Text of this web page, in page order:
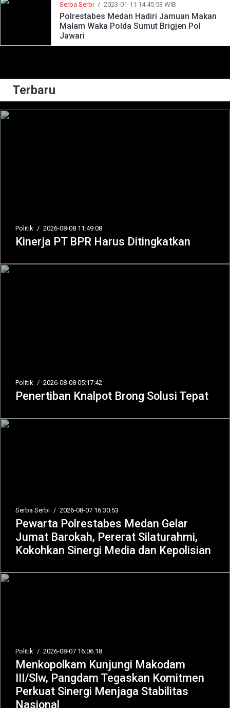
Serba Serbi / 2023-01-11 14:45:53 WIB
Polrestabes Medan Hadiri Jamuan Makan
Malam Waka Polda Sumut Brigjen Pol
Jawari
Terbaru
Politik / 2026-08-08 11:49:08
Kinerja PT BPR Harus Ditingkatkan
Politik / 2026-08-08 05:17:42
Penertiban Knalpot Brong Solusi Tepat
Serba Serbi / 2026-08-07 16:30:53
Pewarta Polrestabes Medan Gelar
Jumat Barokah, Pererat Silaturahmi,
Kokohkan Sinergi Media dan Kepolisian
Politik / 2026-08-07 16:06:18
Menkopolkam Kunjungi Makodam
III/Slw, Pangdam Tegaskan Komitmen
Perkuat Sinergi Menjaga Stabilitas
Nasional